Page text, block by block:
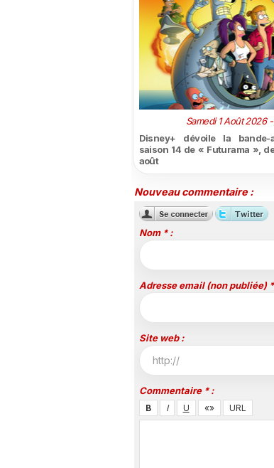
Samedi 1 Août 2026
Disney+ dévoile la
saison 14 de « Futurama »,
août
Nouveau commentaire :
Nom * :
Adresse email (non publiée)
Site web :
Commentaire * :